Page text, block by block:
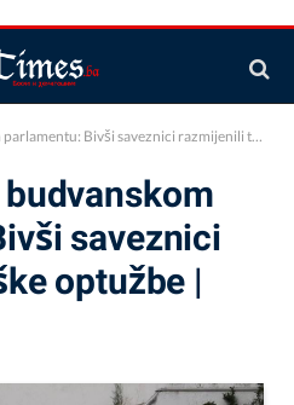
Bivši saveznici razmijenili teške optužbe | Info
saveznici
optužbe |